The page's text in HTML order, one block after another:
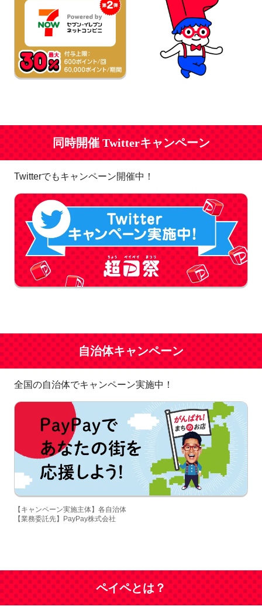
同時開催 Twitterキャンペーン
Twitterでもキャンペーン開催中！
自治体キャンペーン
全国の自治体でキャンペーン実施中！
【キャンペーン実施主体】各自治体
【業務委託先】PayPay株式会社
ペイペとは？